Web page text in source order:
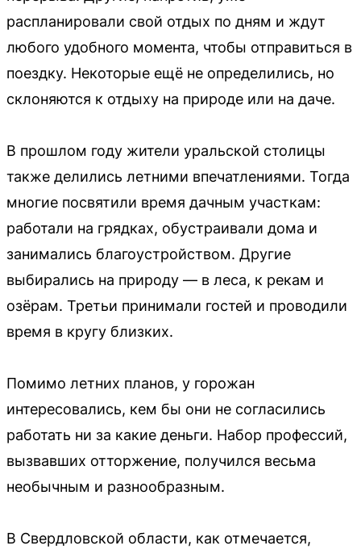
распланировали свой отдых по дням и ждут
любого удобного момента, чтобы отправиться в
поездку. Некоторые ещё не определились, но
склоняются к отдыху на природе или на даче.
В прошлом году жители уральской столицы
также делились летними впечатлениями. Тогда
многие посвятили время дачным участкам:
работали на грядках, обустраивали дома и
занимались благоустройством. Другие
выбирались на природу — в леса, к рекам и
озёрам. Третьи принимали гостей и проводили
время в кругу близких.
Помимо летних планов, у горожан
интересовались, кем бы они не согласились
работать ни за какие деньги. Набор профессий,
вызвавших отторжение, получился весьма
необычным и разнообразным.
В Свердловской области, как отмечается,